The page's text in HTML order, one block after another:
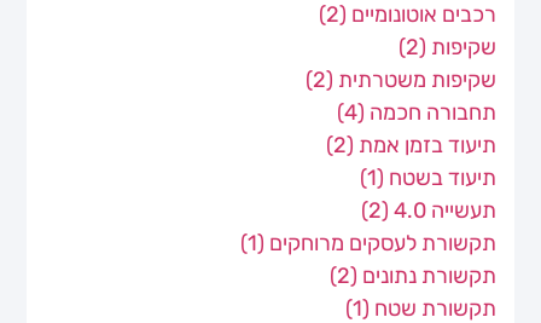
רכבים אוטונומיים (2)
שקיפות (2)
שקיפות משטרתית (2)
תחבורה חכמה (4)
תיעוד בזמן אמת (2)
תיעוד בשטח (1)
תעשייה 4.0
(2)
תקשורת לעסקים מרוחקים (1)
תקשורת נתונים (2)
תקשורת שטח (1)